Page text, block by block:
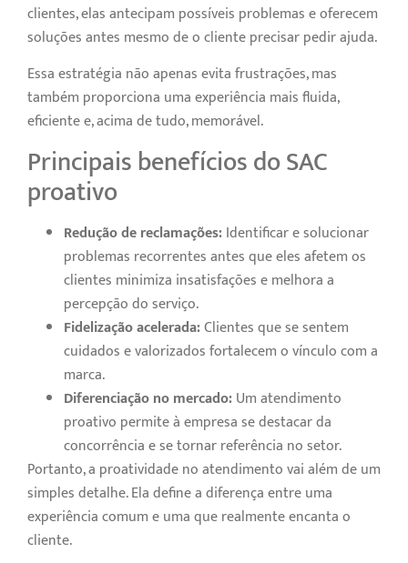
clientes, elas antecipam possíveis problemas e oferecem
soluções antes mesmo de o cliente precisar pedir ajuda.
Essa estratégia não apenas evita frustrações, mas
também proporciona uma experiência mais fluida,
eficiente e, acima de tudo, memorável.
Principais benefícios do SAC
proativo
Redução de reclamações:Identificar e solucionar
problemas recorrentes antes que eles afetem os
clientes minimiza insatisfações e melhora a
percepção do serviço.
Fidelização acelerada:Clientes que se sentem
cuidados e valorizados fortalecem o vínculo com a
marca.
Diferenciação no mercado:Um atendimento
proativo permite à empresa se destacar da
concorrência e se tornar referência no setor.
Portanto, a proatividade no atendimento vai além de um
simples detalhe. Ela define a diferença entre uma
experiência comum e uma que realmente encanta o
cliente.